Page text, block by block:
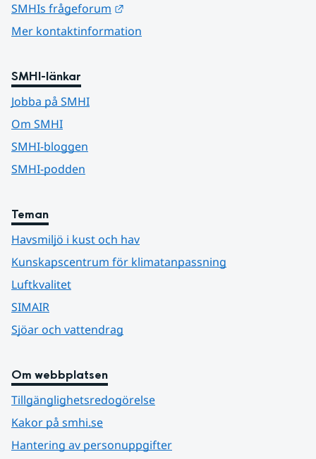
SMHIs frågeforum
Mer kontaktinformation
SMHI-länkar
Jobba på SMHI
Om SMHI
SMHI-bloggen
SMHI-podden
Teman
Havsmiljö i kust och hav
Kunskapscentrum för klimatanpassning
Luftkvalitet
SIMAIR
Sjöar och vattendrag
Om webbplatsen
Tillgänglighetsredogörelse
Kakor på smhi.se
Hantering av personuppgifter